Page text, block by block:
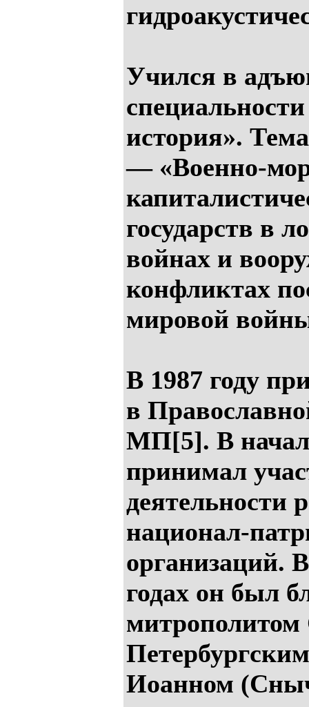
Учился в
история».
— «Военно-
государств в
войнах и
конфликтах
мировой
В 1987 году
в
МП[5]. В
принимал
деятельности
национал-
организаций.
годах он был
Иоанном